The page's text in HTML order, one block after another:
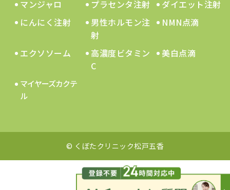
マンジャロ
プラセンタ注射
ダイエット注射
にんにく注射
男性ホルモン注
射
NMN点滴
エクソソーム
高濃度ビタミン
C
美白点滴
マイヤーズカクテ
ル
© くぼたクリニック松戸五香